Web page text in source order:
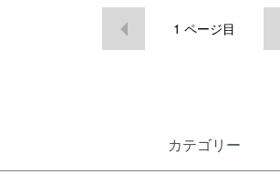
1 ページ目
カテゴリー